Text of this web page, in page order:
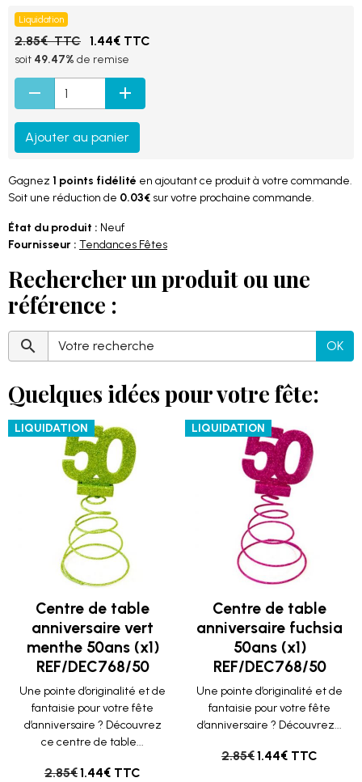
Liquidation
2.85€ TTC 1.44€ TTC
soit 49.47% de remise
Ajouter au panier
Gagnez 1 points fidélité en ajoutant ce produit à votre commande.
Soit une réduction de 0.03€ sur votre prochaine commande.
État du produit : Neuf
Fournisseur : Tendances Fêtes
Rechercher un produit ou une
référence :
OK
Quelques idées pour votre fête:
LIQUIDATION
Centre de table
anniversaire vert
menthe 50ans (x1)
REF/DEC768/50
Une pointe d’originalité et de
fantaisie pour votre fête
d’anniversaire ? Découvrez
ce centre de table...
2.85€1.44€ TTC
LIQUIDATION
Centre de table
anniversaire fuchsia
50ans (x1)
REF/DEC768/50
Une pointe d’originalité et de
fantaisie pour votre fête
d’anniversaire ? Découvrez...
2.85€1.44€ TTC